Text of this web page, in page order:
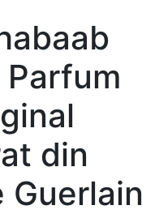
din
Guerlain